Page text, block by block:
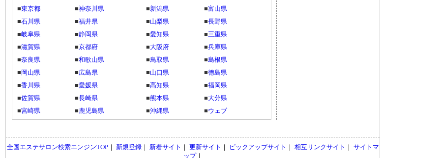
■東京都 ■神奈川県 ■新潟県 ■富山県
■石川県 ■福井県 ■山梨県 ■長野県
■岐阜県 ■静岡県 ■愛知県 ■三重県
■滋賀県 ■京都府 ■大阪府 ■兵庫県
■奈良県 ■和歌山県 ■鳥取県 ■島根県
■ 岡山県 ■広島県 ■山口県 ■徳島県
■香川県 ■愛媛県 ■高知県 ■福岡県
■佐賀県 ■長崎県 ■熊本県 ■大分県
■宮崎県 ■鹿児島県 ■沖縄県 ■ウェブ
全国エステサロン検索エンジンTOP｜ 新規登録｜ 新着サイト ｜ 更新サイト ｜ ピックアップサイト ｜ 相互リンクサイト ｜ サイトマ
ップ｜